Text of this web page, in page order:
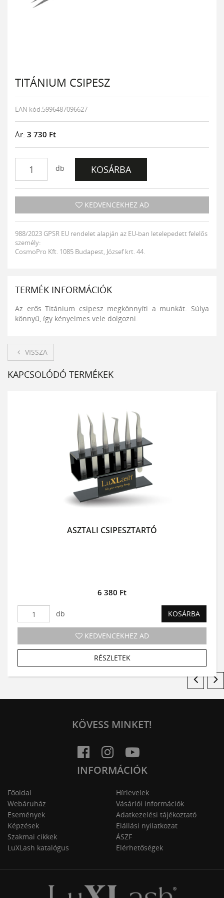
TITÁNIUM CSIPESZ
EAN kód:5996487096627
Ár: 3 730 Ft
db KOSÁRBA
KEDVENCEKHEZ AD
988/2023 GPSR EU rendelet alapján az EU-ban letelepedett felelős
személy:
CosmoPro Kft. 1085 Budapest, József krt. 44.
TERMÉK INFORMÁCIÓK
Az erős Titánium csipesz megkönnyíti a munkát. Súlya
könnyű, így kényelmes vele dolgozni.
VISSZA
KAPCSOLÓDÓ TERMÉKEK
ASZTALI CSIPESZTARTÓ
6 380 Ft
db KOSÁRBA
KEDVENCEKHEZ AD
RÉSZLETEK
KÖVESS MINKET!
INFORMÁCIÓK
Főoldal
Webáruház
Események
Képzések
Szakmai cikkek
LuXLash katalógus
Hírlevelek
Vásárlói információk
Adatkezelési tájékoztató
Elállási nyilatkozat
ÁSZF
Elérhetőségek